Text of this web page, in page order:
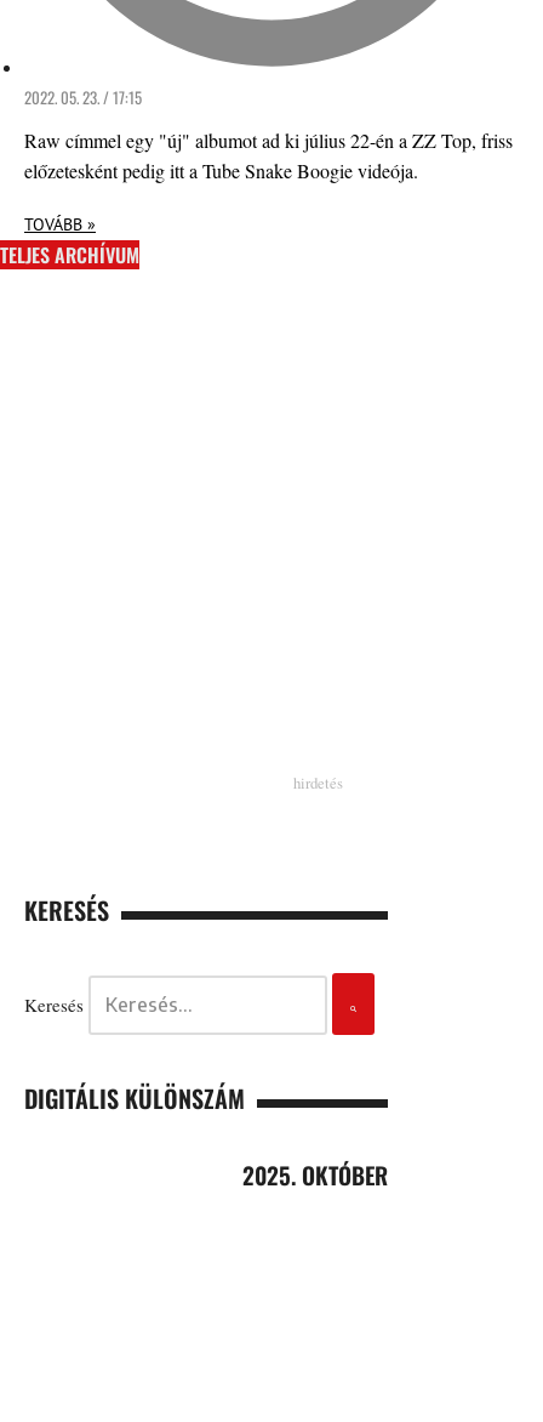
2022. 05. 23. / 17:15
Raw címmel egy "új" albumot ad ki július 22-én a ZZ Top, friss
előzetesként pedig itt a Tube Snake Boogie videója.
TOVÁBB »
TELJES ARCHÍVUM
KERESÉS
Keresés
DIGITÁLIS KÜLÖNSZÁM
2025. OKTÓBER